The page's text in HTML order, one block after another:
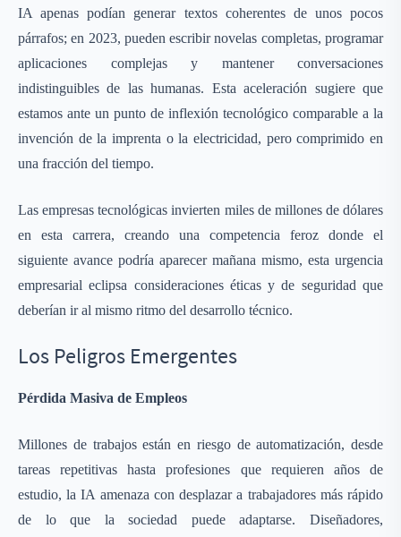
IA apenas podían generar textos coherentes de unos pocos
párrafos; en 2023, pueden escribir novelas completas, programar
aplicaciones complejas y mantener conversaciones
indistinguibles de las humanas. Esta aceleración sugiere que
estamos ante un punto de inflexión tecnológico comparable a la
invención de la imprenta o la electricidad, pero comprimido en
una fracción del tiempo.
Las empresas tecnológicas invierten miles de millones de dólares
en esta carrera, creando una competencia feroz donde el
siguiente avance podría aparecer mañana mismo, esta urgencia
empresarial eclipsa consideraciones éticas y de seguridad que
deberían ir al mismo ritmo del desarrollo técnico.
Los Peligros Emergentes
Pérdida Masiva de Empleos
Millones de trabajos están en riesgo de automatización, desde
tareas repetitivas hasta profesiones que requieren años de
estudio, la IA amenaza con desplazar a trabajadores más rápido
de lo que la sociedad puede adaptarse. Diseñadores,